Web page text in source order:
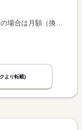
場合は時間額を表示しています。
より転載)